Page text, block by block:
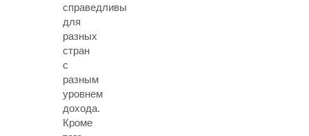
справедливы
для
разных
стран
с
разным
уровнем
дохода.
Кроме